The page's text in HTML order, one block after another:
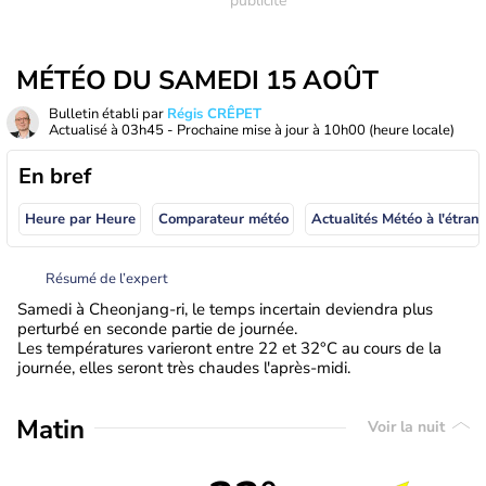
MÉTÉO DU SAMEDI 15 AOÛT
Bulletin établi par Régis CRÊPET
Actualisé à 03h45 - Prochaine mise à jour à 10h00 (heure locale)
En bref
Heure par Heure Comparateur météo
Résumé de l’expert
Samedi à Cheonjang-ri, le temps incertain deviendra plus
perturbé en seconde partie de journée.
Les températures varieront entre 22 et 32°C au cours de la
journée, elles seront très chaudes l'après-midi.
Matin Voir la nuit